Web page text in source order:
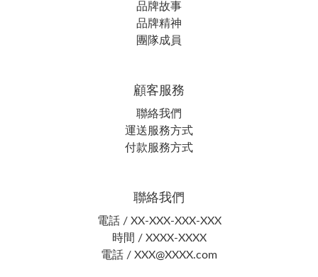
品牌故事
品牌精神
團隊成員
顧客服務
聯絡我們
運送服務方式
付款服務方式
聯絡我們
電話 / XX-XXX-XXX-XXX
時間 / XXXX-XXXX
電話 / XXX@XXXX.com